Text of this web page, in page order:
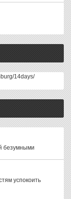
14days/
безумными
успокоить